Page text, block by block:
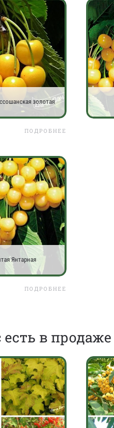
золотая
ПОДРОБНЕЕ
Янтарная
ПОДРОБНЕЕ
есть в продаже